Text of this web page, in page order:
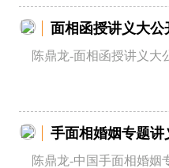
面相函授讲义大公
陈鼎龙-面相函授讲义大
手面相婚姻专题讲
陈鼎龙-中国手面相婚姻